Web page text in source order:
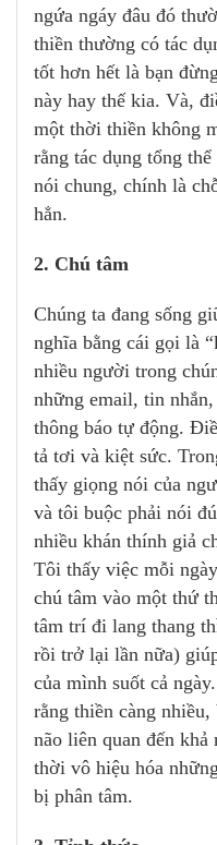
ngứa ngáy đâu đó
thiền thường có tác
tốt hơn hết là bạn
này hay thế kia. Và,
một thời thiền không
rằng tác dụng tổng
nói chung, chính là
hẳn.
2. Chú tâm
Chúng ta đang sống
nghĩa bằng cái gọi là
nhiều người trong
những email, tin
thông báo tự động.
tả tơi và kiệt sức.
thấy giọng nói của
và tôi buộc phải nói
nhiều khán thính giả
Tôi thấy việc mỗi
chú tâm vào một thứ
tâm trí đi lang thang
rồi trở lại lần nữa)
của mình suốt cả
rằng thiền càng
não liên quan đến khả
thời vô hiệu hóa
bị phân tâm.